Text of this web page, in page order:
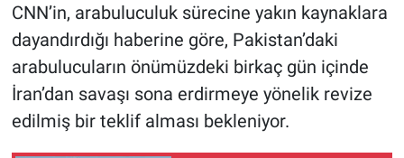
CNN’in, arabuluculuk sürecine yakın kaynaklara
dayandırdığı haberine göre, Pakistan’daki
arabulucuların önümüzdeki birkaç gün içinde
İran’dan savaşı sona erdirmeye yönelik revize
edilmiş bir teklif alması bekleniyor.